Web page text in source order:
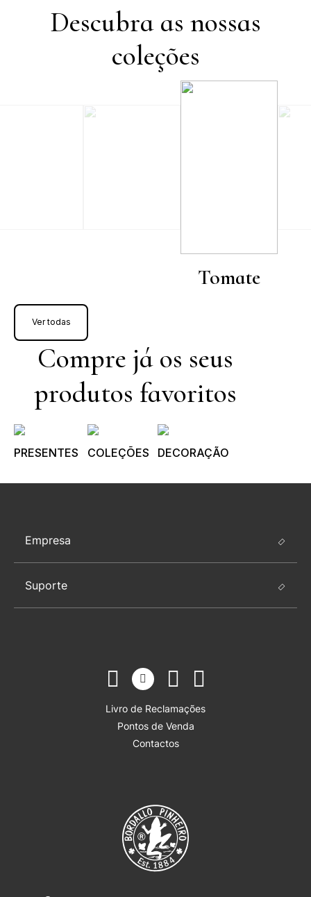
Descubra as nossas
coleções
Tomate
Ver todas
Compre já os seus
produtos favoritos
PRESENTES COLEÇÕES DECORAÇÃO
Empresa
Suporte
Livro de Reclamações
Pontos de Venda
Contactos